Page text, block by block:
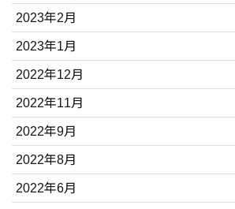
2023年2月
2023年1月
2022年12月
2022年11月
2022年9月
2022年8月
2022年6月